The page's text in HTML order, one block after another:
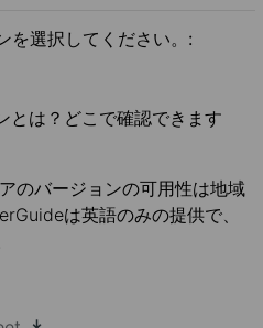
を選択してください。:
とは？どこで確認できます
のバージョンの可用性は地域
は英語のみの提供で、